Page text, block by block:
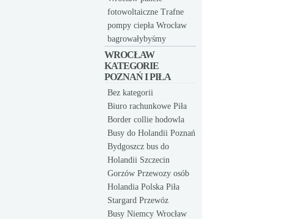
fotowoltaiczne Trafne
pompy ciepła Wrocław
bagrowałybyśmy
WROCŁAW
KATEGORIE
POZNAŃ I PIŁA
Bez kategorii
Biuro rachunkowe Piła
Border collie hodowla
Busy do Holandii Poznań
Bydgoszcz bus do
Holandii Szczecin
Gorzów Przewozy osób
Holandia Polska Piła
Stargard Przewóz
Busy Niemcy Wrocław